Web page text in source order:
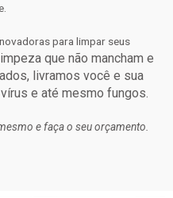
para limpar seus
que não mancham e
livramos você e sua
e até mesmo fungos.
e faça o seu orçamento.